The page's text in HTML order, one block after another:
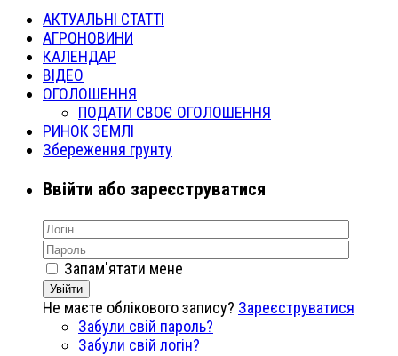
АКТУАЛЬНІ СТАТТІ
АГРОНОВИНИ
КАЛЕНДАР
ВІДЕО
ОГОЛОШЕННЯ
ПОДАТИ СВОЄ ОГОЛОШЕННЯ
РИНОК ЗЕМЛІ
Збереження грунту
Ввійти або зареєструватися
Запам'ятати мене
Увійти
Не маєте облікового запису? Зареєструватися
Забули свій пароль?
Забули свій логін?